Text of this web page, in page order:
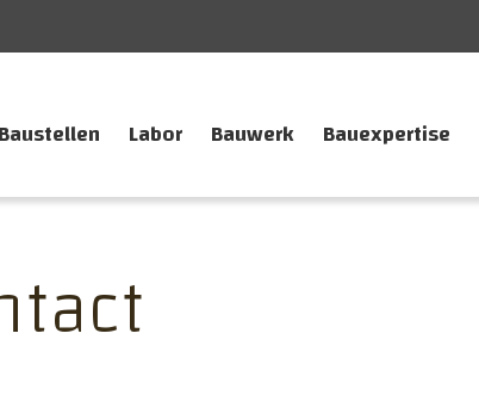
Baustellen Labor Bauwerk Bauexpertise